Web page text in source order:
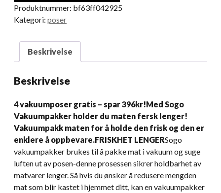
Produktnummer: bf63ff042925
Kategori: poser
Beskrivelse
Beskrivelse
4 vakuumposer gratis – spar 396kr!Med Sogo
Vakuumpakker holder du maten fersk lenger!
Vakuumpakk maten for å holde den frisk og den er
enklere å oppbevare.FRISKHET LENGERSogo
vakuumpakker brukes til å pakke mat i vakuum og suge
luften ut av posen-denne prosessen sikrer holdbarhet av
matvarer lenger. Så hvis du ønsker å redusere mengden
mat som blir kastet i hjemmet ditt, kan en vakuumpakker